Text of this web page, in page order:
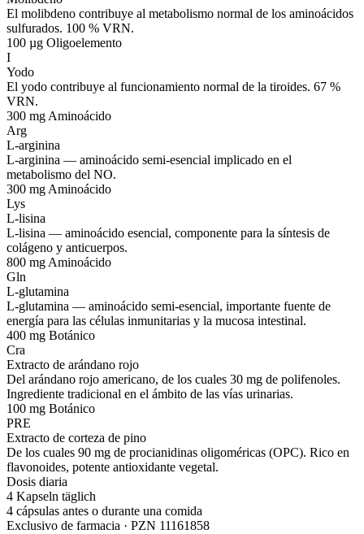
El molibdeno contribuye al metabolismo normal de los aminoácidos
sulfurados. 100 % VRN.
100 µg Oligoelemento
I
Yodo
El yodo contribuye al funcionamiento normal de la tiroides. 67 %
VRN.
300 mg Aminoácido
Arg
L-arginina
L-arginina — aminoácido semi-esencial implicado en el
metabolismo del NO.
300 mg Aminoácido
Lys
L-lisina
L-lisina — aminoácido esencial, componente para la síntesis de
colágeno y anticuerpos.
800 mg Aminoácido
Gln
L-glutamina
L-glutamina — aminoácido semi-esencial, importante fuente de
energía para las células inmunitarias y la mucosa intestinal.
400 mg Botánico
Cra
Extracto de arándano rojo
Del arándano rojo americano, de los cuales 30 mg de polifenoles.
Ingrediente tradicional en el ámbito de las vías urinarias.
100 mg Botánico
PRE
Extracto de corteza de pino
De los cuales 90 mg de procianidinas oligoméricas (OPC). Rico en
flavonoides, potente antioxidante vegetal.
Dosis diaria
4 Kapseln täglich
4 cápsulas antes o durante una comida
Exclusivo de farmacia · PZN 11161858